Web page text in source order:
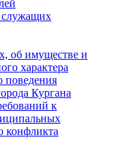
служащих
об имуществе и
характера
поведения
Кургана
к
конфликта